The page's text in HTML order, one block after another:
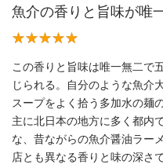
魚介の香りと旨味が唯
この香りと旨味は唯一無二で
じられる。自分のような魚介
スープをよく拾う多加水の麺
主に北日本の地方に多く都内
な、昔ながらの魚介醤油ラー
店とも異なる香りと味の深さで